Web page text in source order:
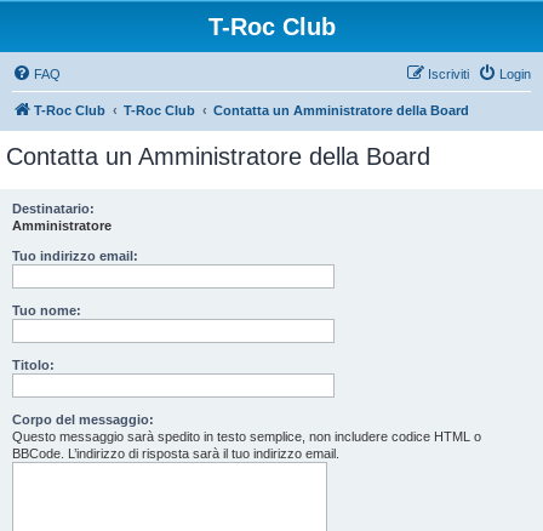
T-Roc Club
FAQ Login
Iscriviti
T-Roc Club T-Roc Club Contatta un Amministratore della Board
Contatta un Amministratore della Board
Destinatario:
Amministratore
Tuo indirizzo email:
Tuo nome:
Titolo:
Corpo del messaggio:
Questo messaggio sarà spedito in testo semplice, non includere codice HTML o
BBCode. L’indirizzo di risposta sarà il tuo indirizzo email.